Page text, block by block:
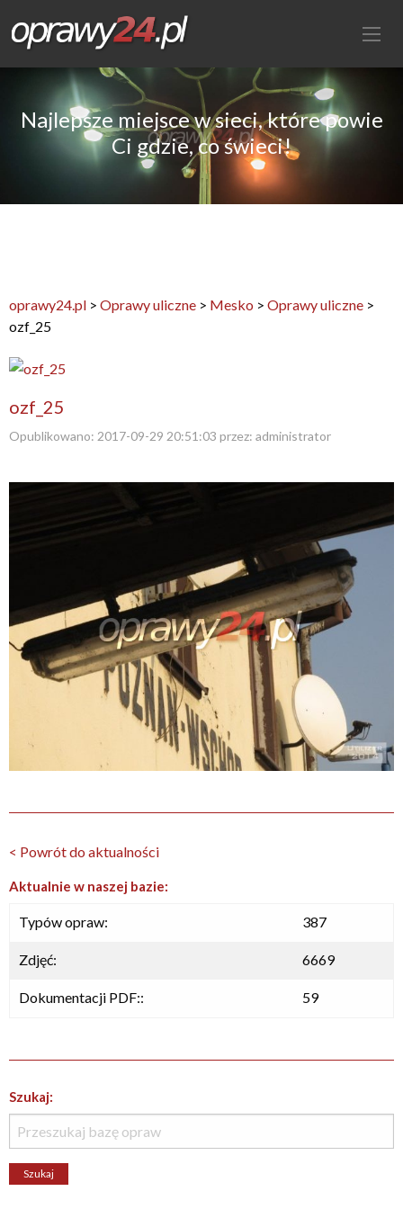
Najlepsze miejsce w sieci, które powie
Ci gdzie, co świeci!
oprawy24.pl > Oprawy uliczne > Mesko > Oprawy uliczne >
ozf_25
ozf_25
Opublikowano: 2017-09-29 20:51:03 przez: administrator
< Powrót do aktualności
Aktualnie w naszej bazie:
Typów opraw: 387
Zdjęć: 6669
Dokumentacji PDF:: 59
Szukaj: